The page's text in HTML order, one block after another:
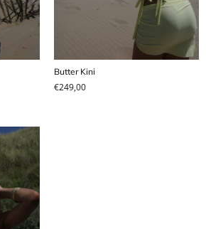
Butter Kini
€249,00